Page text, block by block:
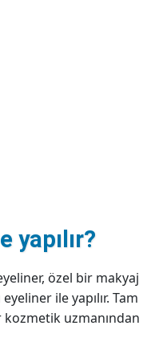
yapılır?
eyeliner, özel bir makyaj
ile yapılır. Tam
kozmetik uzmanından